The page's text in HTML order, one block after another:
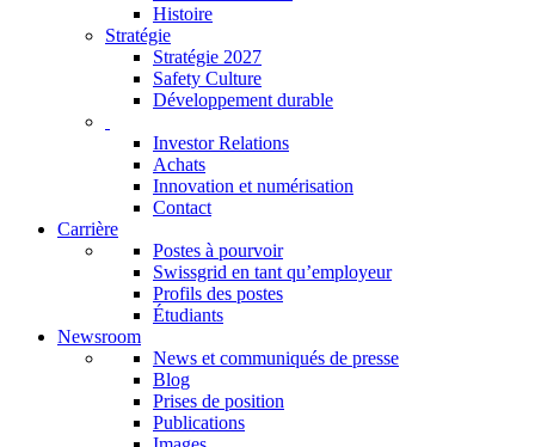
Histoire
Stratégie
Stratégie 2027
Safety Culture
Développement durable
Investor Relations
Achats
Innovation et numérisation
Contact
Carrière
Postes à pourvoir
Swissgrid en tant qu’employeur
Profils des postes
Étudiants
Newsroom
News et communiqués de presse
Blog
Prises de position
Publications